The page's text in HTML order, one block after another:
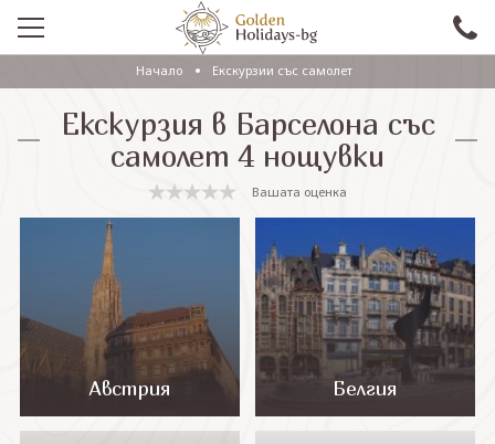
ПРОМО
EКСКУРЗИИ СЪС САМОЛЕТ
ЕКСКУРЗИИ С АВТОБУС
САМОЛЕТНИ ПОЧИВКИ
ПОЧИВКИ С АВТОБУС
ПРАЗНИЦИ
ЕКЗОТИКА
Начало Eкскурзии със самолет
Екскурзия в Барселона със
самолет 4 нощувки
Вашата оценка
Австрия Белгия